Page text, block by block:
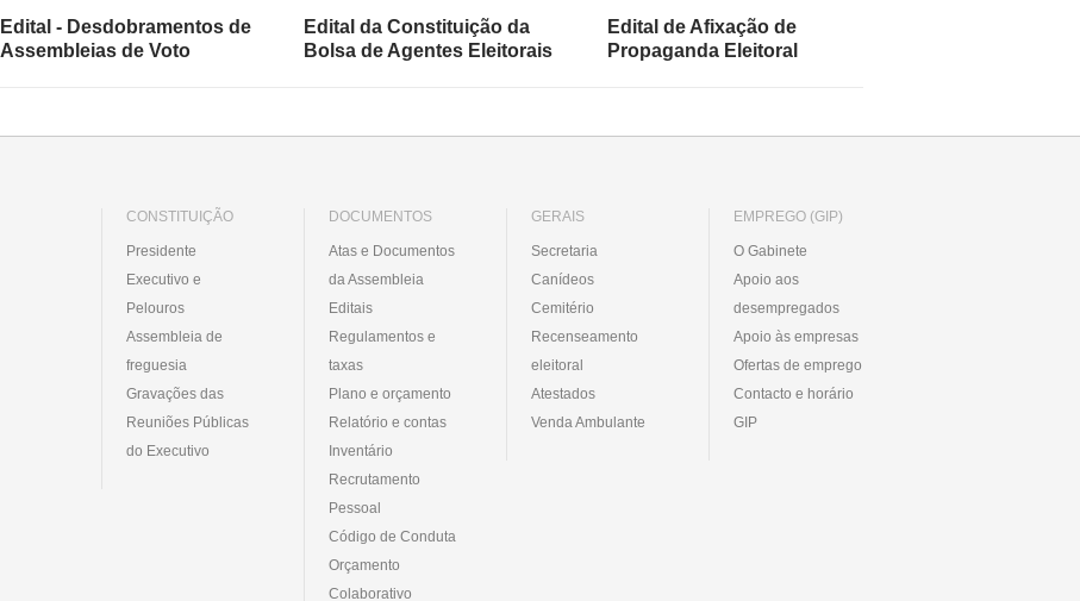
Edital - Desdobramentos de
Assembleias de Voto
Edital da Constituição da
Bolsa de Agentes Eleitorais
Edital de Afixação de
Propaganda Eleitoral
CONSTITUIÇÃO
Presidente
Executivo e
Pelouros
Assembleia de
freguesia
Gravações das
Reuniões Públicas
do Executivo
DOCUMENTOS
Atas e Documentos
da Assembleia
Editais
Regulamentos e
taxas
Plano e orçamento
Relatório e contas
Inventário
Recrutamento
Pessoal
Código de Conduta
Orçamento
Colaborativo
GERAIS
Secretaria
Canídeos
Cemitério
Recenseamento
eleitoral
Atestados
Venda Ambulante
EMPREGO (GIP)
O Gabinete
Apoio aos
desempregados
Apoio às empresas
Ofertas de emprego
Contacto e horário
GIP